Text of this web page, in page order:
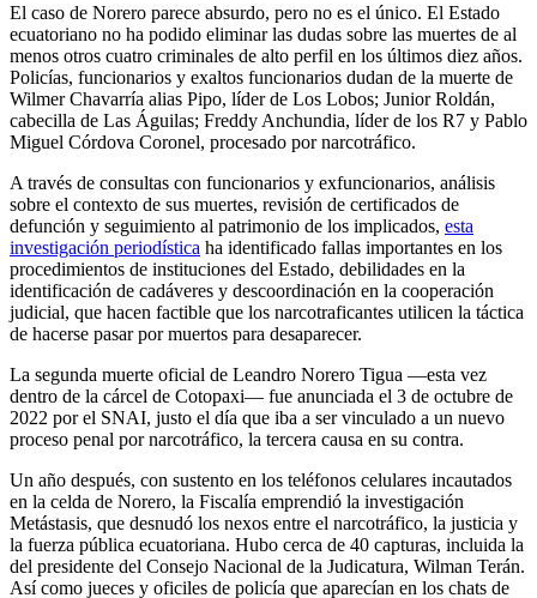
El caso de Norero parece absurdo, pero no es el único. El Estado
ecuatoriano no ha podido eliminar las dudas sobre las muertes de al
menos otros cuatro criminales de alto perfil en los últimos diez años.
Policías, funcionarios y exaltos funcionarios dudan de la muerte de
Wilmer Chavarría alias Pipo, líder de Los Lobos; Junior Roldán,
cabecilla de Las Águilas; Freddy Anchundia, líder de los R7 y Pablo
Miguel Córdova Coronel, procesado por narcotráfico.
A través de consultas con funcionarios y exfuncionarios, análisis
sobre el contexto de sus muertes, revisión de certificados de
defunción y seguimiento al patrimonio de los implicados, esta
investigación periodística ha identificado fallas importantes en los
procedimientos de instituciones del Estado, debilidades en la
identificación de cadáveres y descoordinación en la cooperación
judicial, que hacen factible que los narcotraficantes utilicen la táctica
de hacerse pasar por muertos para desaparecer.
La segunda muerte oficial de Leandro Norero Tigua —esta vez
dentro de la cárcel de Cotopaxi— fue anunciada el 3 de octubre de
2022 por el SNAI, justo el día que iba a ser vinculado a un nuevo
proceso penal por narcotráfico, la tercera causa en su contra.
Un año después, con sustento en los teléfonos celulares incautados
en la celda de Norero, la Fiscalía emprendió la investigación
Metástasis, que desnudó los nexos entre el narcotráfico, la justicia y
la fuerza pública ecuatoriana. Hubo cerca de 40 capturas, incluida la
del presidente del Consejo Nacional de la Judicatura, Wilman Terán.
Así como jueces y oficiles de policía que aparecían en los chats de